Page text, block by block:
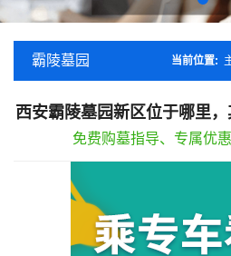
霸陵墓园 当前位置:
西安霸陵墓园新区位于哪里，
免费购墓指导、专属优